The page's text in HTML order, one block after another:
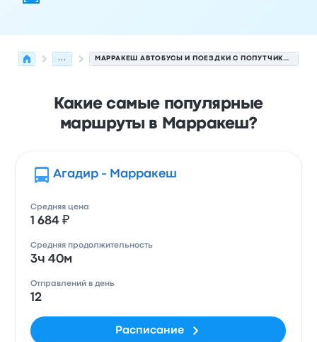
... МАРРАКЕШ АВТОБУСЫ И ПОЕЗДКИ С ПОПУТЧИКАМИ.
Какие самые популярные
маршруты в Марракеш?
Агадир - Марракеш
Средняя цена
1 684 ₽
Средняя продолжительность
3ч 40м
Отправлений в день
12
Расписание